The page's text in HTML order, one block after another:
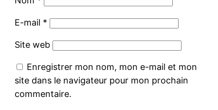
E-mail *
Site web
Enregistrer mon nom, mon e-mail et mon
site dans le navigateur pour mon prochain
commentaire.